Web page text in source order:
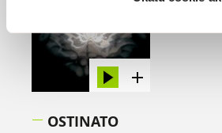
OSTINATO